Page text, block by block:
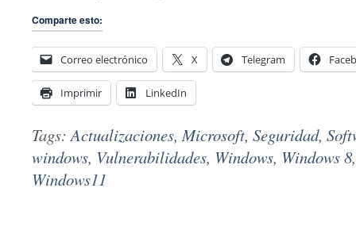
Comparte esto:
Correo electrónico X Telegram
Imprimir LinkedIn
Tags:Actualizaciones,Microsoft, Seguridad,
windows, Vulnerabilidades, Windows, Windows 8
Windows11